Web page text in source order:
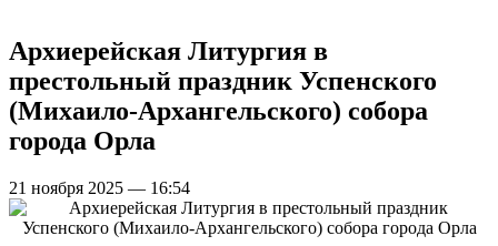
Архиерейская Литургия в
престольный праздник Успенского
(Михаило-Архангельского) собора
города Орла
21 ноября 2025 — 16:54